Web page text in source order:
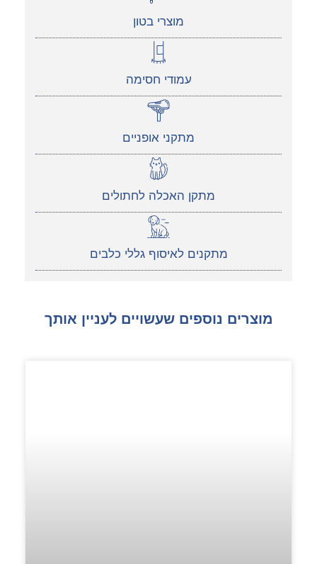
מוצרי בטון
עמודי חסימה
מתקני אופניים
מתקן האכלה לחתולים
מתקנים לאיסוף גללי כלבים
מוצרים נוספים שעשויים לעניין אותך